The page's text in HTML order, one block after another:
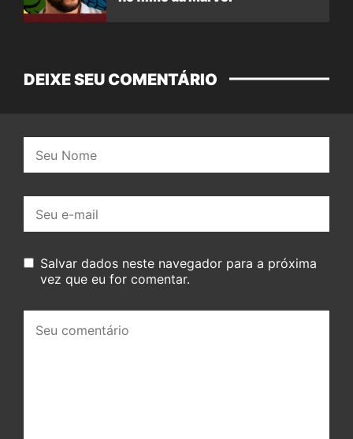
DEIXE SEU COMENTÁRIO
mail:
Salvar dados neste navegador para a próxima
vez que eu for comentar.
comentário: